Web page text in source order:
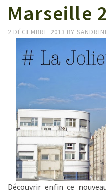
Marseille
2 DÉCEMBRE 2013 BY
Découvrir enfin ce